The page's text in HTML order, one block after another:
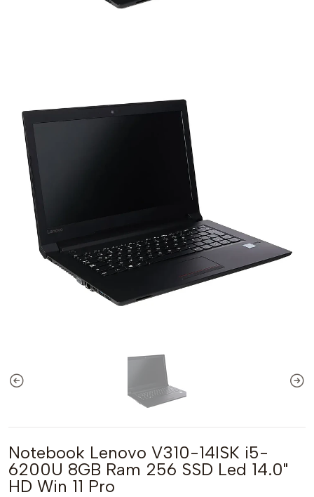
Notebook Lenovo V310-14ISK i5-
6200U 8GB Ram 256 SSD Led 14.0"
HD Win 11 Pro